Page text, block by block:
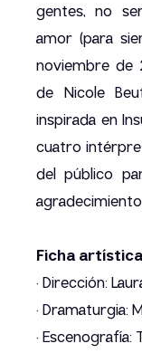
gentes, no
amor (para
noviembre de
de Nicole
inspirada en
cuatro
del público
Ficha artística
· Dirección:
· Dramaturgia:
· Escenografía: